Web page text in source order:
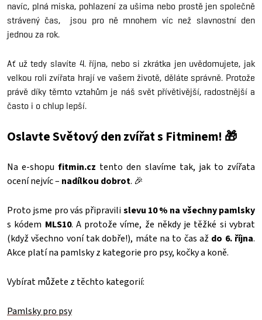
navíc, plná miska, pohlazení za ušima nebo prostě jen společně
strávený čas, jsou pro ně mnohem víc než slavnostní den
jednou za rok.
Ať už tedy slavíte 4. října, nebo si zkrátka jen uvědomujete, jak
velkou roli zvířata hrají ve vašem životě, děláte správně. Protože
právě díky těmto vztahům je náš svět přívětivější, radostnější a
často i o chlup lepší.
Oslavte Světový den zvířat s Fitminem! 🎁
Na e-shopufitmin.cz tento den slavíme tak, jak to zvířata
ocení nejvíc – nadílkou dobrot. 🎉
Proto jsme pro vás připravilislevu 10 % na všechny pamlsky
s kódem MLS10. A protože víme, že někdy je těžké si vybrat
(když všechno voní tak dobře!), máte na to čas až do 6. října.
Akce platí na pamlsky z kategorie pro psy, kočky a koně.
Vybírat můžete z těchto kategorií:
Pamlsky pro psy